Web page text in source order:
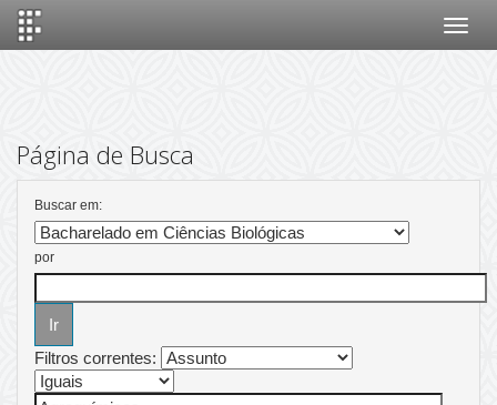
Página de Busca
Buscar em:
por
Filtros correntes: